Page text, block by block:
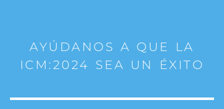
AYÚDANOS A QUE LA
ICM:2024 SEA UN ÉXITO